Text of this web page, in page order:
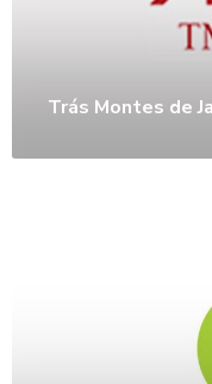
Trás Montes de